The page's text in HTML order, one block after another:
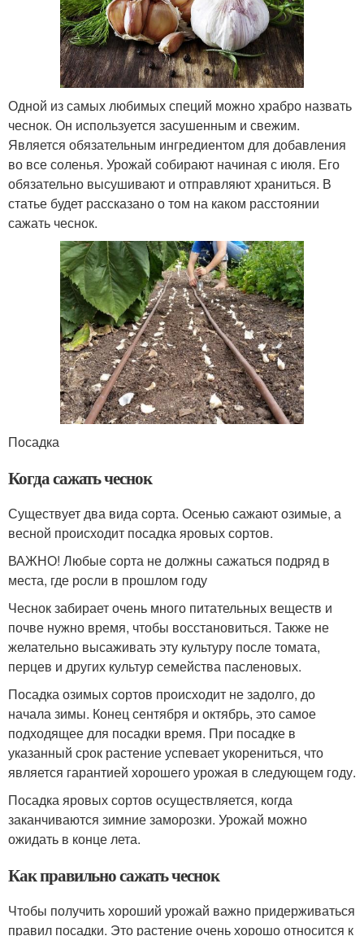
Одной из самых любимых специй можно храбро назвать
чеснок. Он используется засушенным и свежим.
Является обязательным ингредиентом для добавления
во все соленья. Урожай собирают начиная с июля. Его
обязательно высушивают и отправляют храниться. В
статье будет рассказано о том на каком расстоянии
сажать чеснок.
Посадка
Когда сажать чеснок
Существует два вида сорта. Осенью сажают озимые, а
весной происходит посадка яровых сортов.
ВАЖНО! Любые сорта не должны сажаться подряд в
места, где росли в прошлом году
Чеснок забирает очень много питательных веществ и
почве нужно время, чтобы восстановиться. Также не
желательно высаживать эту культуру после томата,
перцев и других культур семейства пасленовых.
Посадка озимых сортов происходит не задолго, до
начала зимы. Конец сентября и октябрь, это самое
подходящее для посадки время. При посадке в
указанный срок растение успевает укорениться, что
является гарантией хорошего урожая в следующем году.
Посадка яровых сортов осуществляется, когда
заканчиваются зимние заморозки. Урожай можно
ожидать в конце лета.
Как правильно сажать чеснок
Чтобы получить хороший урожай важно придерживаться
правил посадки. Это растение очень хорошо относится к